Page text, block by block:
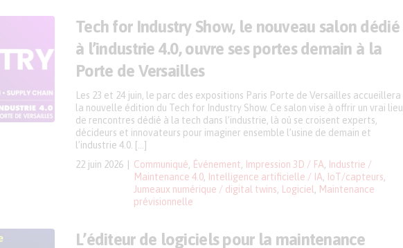
Tech for Industry Show, le nouveau salon dédié
à l’industrie 4.0, ouvre ses portes demain à la
Porte de Versailles
22 juin 2026 Communiqué Événement Impression 3D / FA
Industrie /
Maintenance 4.0
Intelligence artificielle / IA IoT/capteurs
Jumeaux numérique / digital twins
Logiciel
Maintenance
prévisionnelle
Les 23 et 24 juin, le parc des expositions Paris Porte de Versailles accueillera
la nouvelle édition du Tech for Industry Show. Ce salon vise à offrir un vrai lieu
de rencontres dédié à la tech dans l’industrie, là où se croisent experts,
décideurs et innovateurs pour imaginer ensemble l’usine de demain et
l’industrie 4.0. […]
L’éditeur de logiciels pour la maintenance